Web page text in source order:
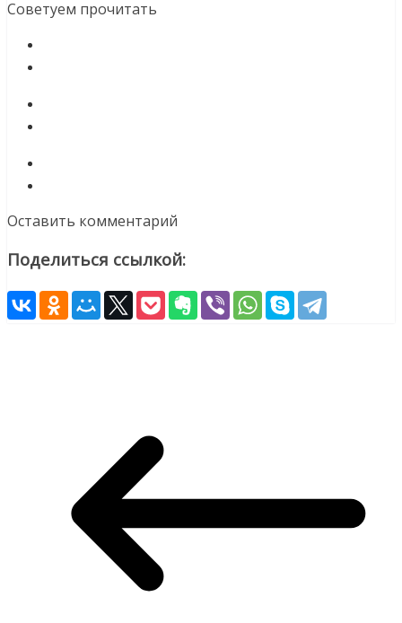
Советуем прочитать
Оставить комментарий
Поделиться ссылкой: